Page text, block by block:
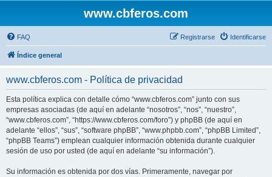
www.cbferos.com
FAQ Identificarse
Registrarse
Índice general
www.cbferos.com - Política de privacidad
Esta política explica con detalle cómo “www.cbferos.com” junto con sus
empresas asociadas (de aquí en adelante “nosotros”, “nos”, “nuestro”,
“www.cbferos.com”, “https://www.cbferos.com/foro”) y phpBB (de aquí en
adelante “ellos”, “sus”, “software phpBB”, “www.phpbb.com”, “phpBB Limited”,
“phpBB Teams”) emplean cualquier información obtenida durante cualquier
sesión de uso por usted (de aquí en adelante “su información”).
Su información es obtenida por dos vías. Primeramente, navegar por